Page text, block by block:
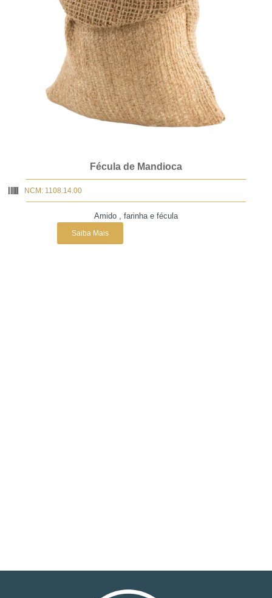
Fécula de Mandioca
NCM: 1108.14.00
Amido , farinha e fécula
Saiba Mais